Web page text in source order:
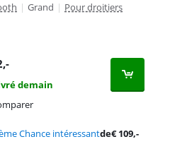
| Grand | Pour droitiers
,-
demain
Chance intéressantde€109,-